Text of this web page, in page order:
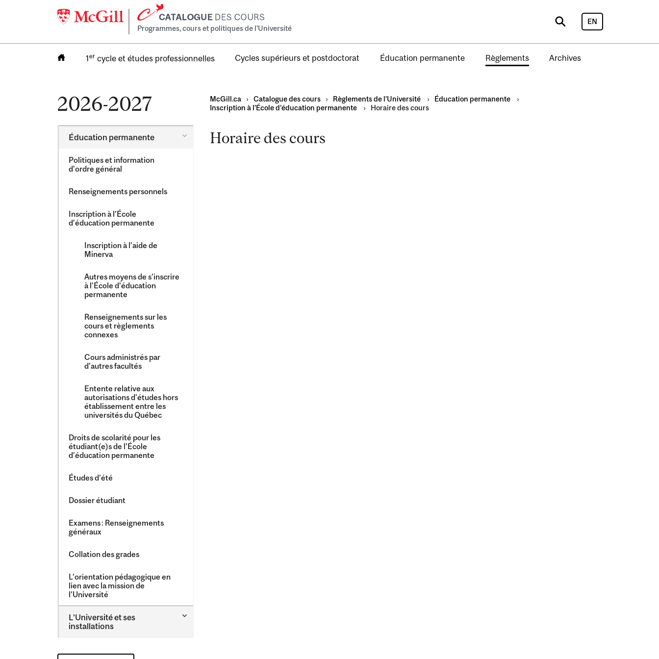
Programmes, cours et politiques de l'Université Search
EN
1ercycle et études professionnelles Cycles supérieurs et postdoctorat Éducation permanente Règlements Archives
2026-2027
Éducation permanente
Toggle
Éducation
Politiques et information
d’ordre général
Renseignements personnels
Inscription à l’École
d’éducation permanente
Inscription à l’aide de
Minerva
Autres moyens de s’inscrire
à l’École d’éducation
permanente
Renseignements sur les
cours et règlements
connexes
Cours administrés par
d’autres facultés
Entente relative aux
autorisations d’études hors
établissement entre les
universités du Québec
Droits de scolarité pour les
étudiant(e)s de l’École
d’éducation permanente
Études d’été
Dossier étudiant
Examens : Renseignements
généraux
Collation des grades
L’orientation pédagogique en
lien avec la mission de
l’Université
L’Université et ses
installations
Toggle
McGill.ca › Catalogue des cours › Règlements de l’Université › Éducation permanente
›
Inscription à l’École d’éducation permanente
› Horaire des cours
Horaire des cours